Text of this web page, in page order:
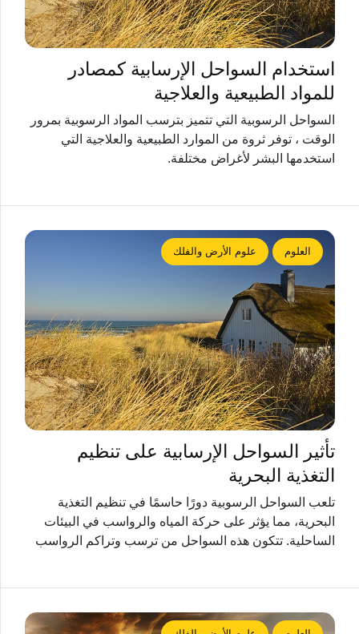
استخدام السواحل الإرسابية كمصادر
للمواد الطبيعية والعلاجية
السواحل الرسوبية التي تتميز بترسب المواد الرسوبية بمرور
الوقت ، توفر ثروة من الموارد الطبيعية والعلاجية التي
استخدمها البشر لأغراض مختلفة.
العلوم علوم الأرض والفلك
تأثير السواحل الإرسابية على تنظيم
التغذية البحرية
تلعب السواحل الرسوبية دورًا حاسمًا في تنظيم التغذية
البحرية، مما يؤثر على حركة المياه والرواسب في البيئات
الساحلية. تتكون هذه السواحل من ترسب وتراكم الرواسب